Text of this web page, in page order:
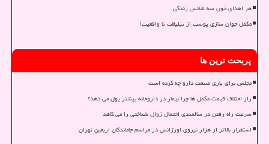
هر اهدای خون سه شانس زندگی
مکمل جوان سازی پوست از تبلیغات تا واقعیت!
پربحث ترین ها
مجلس برای یاری صنعت دارو چه کرده است
راز اختلاف قیمت مکمل ها چرا بیمار در داروخانه بیشتر پول می دهد؟
سرعت راه رفتن در سالمندی احتمال زوال شناختی را می کاهد
استقرار بالاتر از هزار نیروی اورژانس در مراسم جاماندگان اربعین تهران